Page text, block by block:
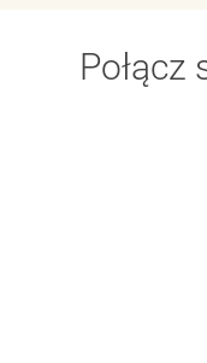
Połącz